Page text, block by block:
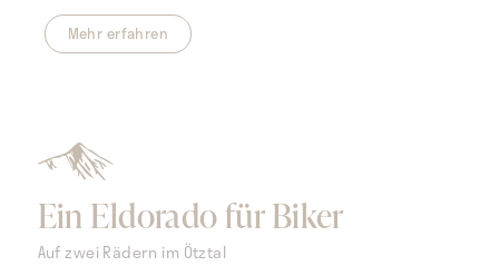
Mehr erfahren
Ein Eldorado für Biker
Auf zwei Rädern im Ötztal